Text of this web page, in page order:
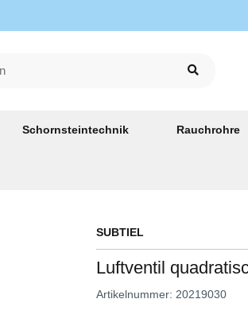
Schornsteintechnik Rauchrohre
SUBTIEL
Luftventil
Artikelnummer: 20219030